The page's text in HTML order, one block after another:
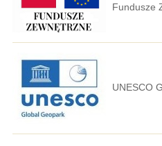
Fundusze
UNESCO